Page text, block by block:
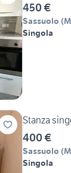
450 €
Sassuolo (
Singola
Stanza
400 €
Sassuolo (
Singola